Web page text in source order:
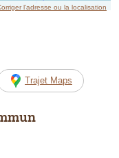
l’adresse ou la localisation
Trajet Maps